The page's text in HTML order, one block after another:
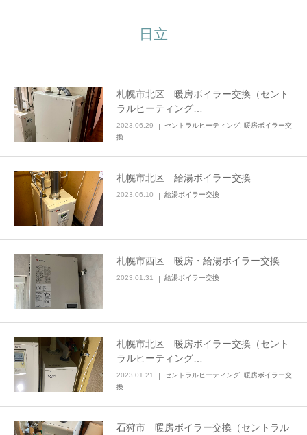
日立
札幌市北区 暖房ボイラー交換（セント
ラルヒーティング…
2023.06.29 セントラルヒーティング 暖房ボイラー交
換
札幌市北区 給湯ボイラー交換
2023.06.10 給湯ボイラー交換
札幌市西区 暖房・給湯ボイラー交換
2023.01.31 給湯ボイラー交換
札幌市北区 暖房ボイラー交換（セント
ラルヒーティング…
2023.01.21 セントラルヒーティング 暖房ボイラー交
換
石狩市 暖房ボイラー交換（セントラル